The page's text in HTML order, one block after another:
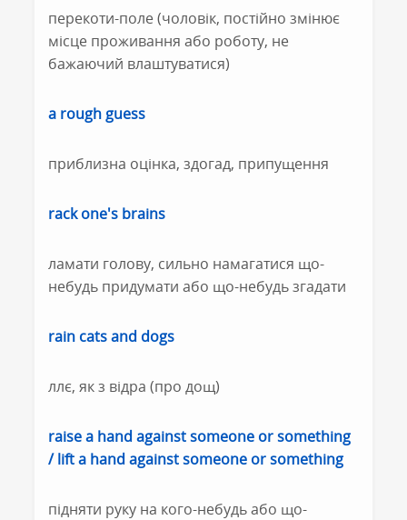
перекоти-поле (чоловік, постійно змінює
місце проживання або роботу, не
бажаючий влаштуватися)
a rough guess
приблизна оцінка, здогад, припущення
rack one's brains
ламати голову, сильно намагатися що-
небудь придумати або що-небудь згадати
rain cats and dogs
ллє, як з відра (про дощ)
raise a hand against someone or something
/ lift a hand against someone or something
підняти руку на кого-небудь або що-